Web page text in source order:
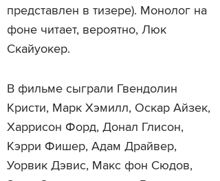
представлен в тизере). Монолог на
фоне читает, вероятно, Люк
Скайуокер.
В фильме сыграли Гвендолин
Кристи, Марк Хэмилл, Оскар Айзек,
Харрисон Форд, Донал Глисон,
Кэрри Фишер, Адам Драйвер,
Уорвик Дэвис, Макс фон Сюдов,